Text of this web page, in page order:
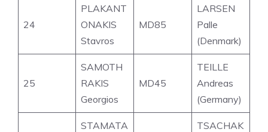
24
PLAKANT
ONAKIS
Stavros
MD85
LARSEN
Palle
(Denmark)
25
SAMOTH
RAKIS
Georgios
MD45
TEILLE
Andreas
(Germany)
STAMATA
TSACHAK